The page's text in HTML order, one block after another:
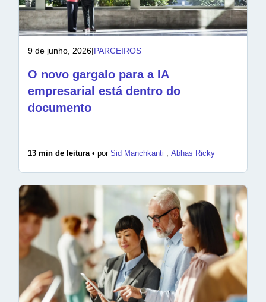
9 de junho, 2026|PARCEIROS
O novo gargalo para a IA
empresarial está dentro do
documento
13 min de leitura • por Sid Manchkanti , Abhas Ricky